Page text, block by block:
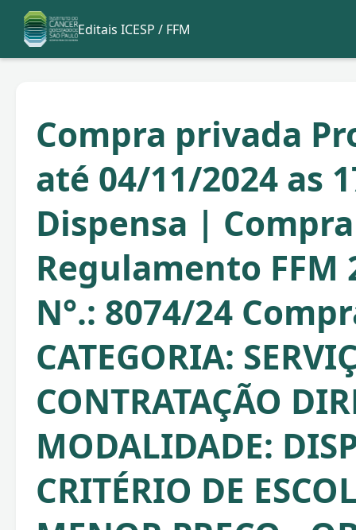
Editais ICESP / FFM
Compra privada
até 04/11/2024 as
Dispensa | Compra
Regulamento FFM
N°.: 8074/24
CATEGORIA:
CONTRATAÇÃO
MODALIDADE:
CRITÉRIO DE